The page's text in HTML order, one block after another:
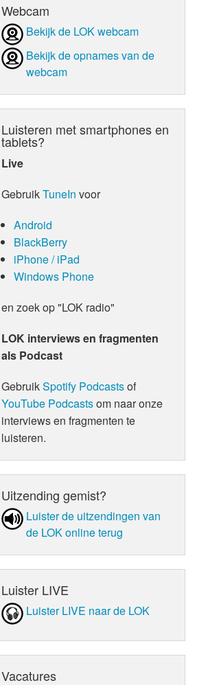
Webcam
Bekijk de LOK webcam
Bekijk de opnames van de
webcam
Luisteren met smartphones en
tablets?
Live
GebruikTuneIn voor
Android
BlackBerry
iPhone / iPad
Windows Phone
en zoek op "LOK radio"
LOK interviews en fragmenten
als Podcast
GebruikSpotify Podcastsof
YouTube Podcastsom naar onze
interviews en fragmenten te
luisteren.
Uitzending gemist?
Luister de uit­zen­din­gen van
de LOK online terug
Luister LIVE
Luister LIVE naar de LOK
Vacatures